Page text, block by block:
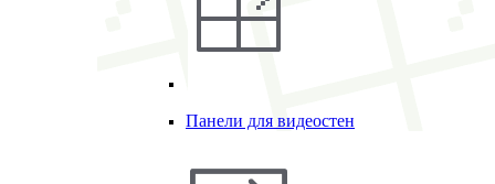
Панели для видеостен